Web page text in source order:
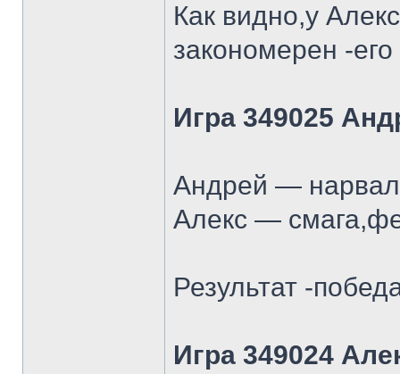
Как видно,у
закономерен -
Игра 349025
Андрей —
Алекс —
Результат -
Игра 349024